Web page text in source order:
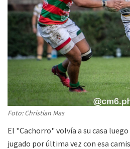
Foto: Christian Mas
El "Cachorro" volvía a su casa
jugado por última vez con esa